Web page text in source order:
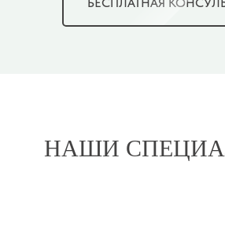
БЕСПЛАТНАЯ
НАШИ